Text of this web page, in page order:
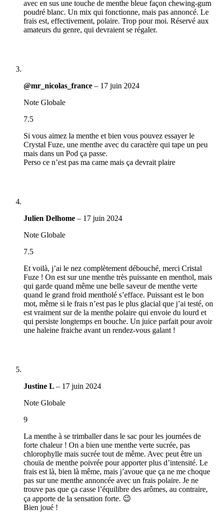
avec en sus une touche de menthe bleue façon chewing-gum
poudré blanc. Un mix qui fonctionne, mais pas annoncé. Le
frais est, effectivement, polaire. Trop pour moi. Réservé aux
amateurs du genre, qui devraient se régaler.
@mr_nicolas_france – 17 juin 2024
Note Globale
7.5
Si vous aimez la menthe et bien vous pouvez essayer le
Crystal Fuze, une menthe avec du caractère qui tape un peu
mais dans un Pod ça passe.
Perso ce n’est pas ma came mais ça devrait plaire
Julien Delhome – 17 juin 2024
Note Globale
7.5
Et voilà, j’ai le nez complètement débouché, merci Cristal
Fuze ! On est sur une menthe très puissante en menthol, mais
qui garde quand même une belle saveur de menthe verte
quand le grand froid mentholé s’efface. Puissant est le bon
mot, même si le frais n’est pas le plus glacial que j’ai testé, on
est vraiment sur de la menthe polaire qui envoie du lourd et
qui persiste longtemps en bouche. Un juice parfait pour avoir
une haleine fraiche avant un rendez-vous galant !
Justine L – 17 juin 2024
Note Globale
9
La menthe à se trimballer dans le sac pour les journées de
forte chaleur ! On a bien une menthe verte sucrée, pas
chlorophylle mais sucrée tout de même. Avec peut être un
chouïa de menthe poivrée pour apporter plus d’intensité. Le
frais est là, bien là même, mais j’avoue que ça ne me choque
pas sur une menthe annoncée avec un frais polaire. Je ne
trouve pas que ça casse l’équilibre des arômes, au contraire,
ça apporte de la sensation forte. 😉
Bien joué !